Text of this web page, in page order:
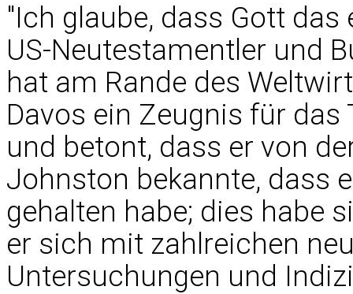
"Ich glaube, dass Gott das
US-Neutestamentler und
hat am Rande des
Davos ein Zeugnis für
und betont, dass er von
Johnston bekannte, dass
gehalten habe; dies habe
er sich mit zahlreichen
Untersuchungen und